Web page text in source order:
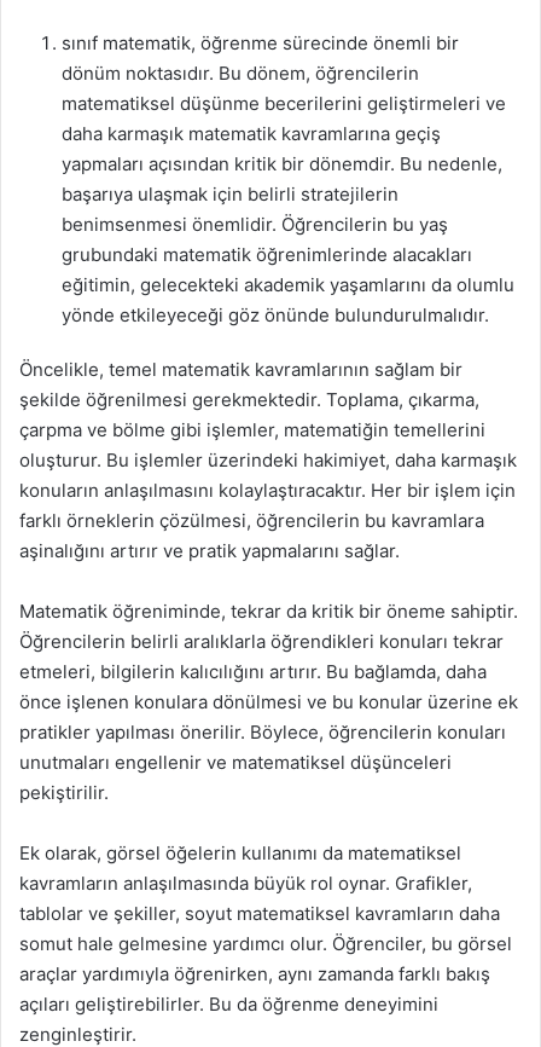
sınıf matematik, öğrenme sürecinde önemli bir
dönüm noktasıdır. Bu dönem, öğrencilerin
matematiksel düşünme becerilerini geliştirmeleri ve
daha karmaşık matematik kavramlarına geçiş
yapmaları açısından kritik bir dönemdir. Bu nedenle,
başarıya ulaşmak için belirli stratejilerin
benimsenmesi önemlidir. Öğrencilerin bu yaş
grubundaki matematik öğrenimlerinde alacakları
eğitimin, gelecekteki akademik yaşamlarını da olumlu
yönde etkileyeceği göz önünde bulundurulmalıdır.
Öncelikle, temel matematik kavramlarının sağlam bir
şekilde öğrenilmesi gerekmektedir. Toplama, çıkarma,
çarpma ve bölme gibi işlemler, matematiğin temellerini
oluşturur. Bu işlemler üzerindeki hakimiyet, daha karmaşık
konuların anlaşılmasını kolaylaştıracaktır. Her bir işlem için
farklı örneklerin çözülmesi, öğrencilerin bu kavramlara
aşinalığını artırır ve pratik yapmalarını sağlar.
Matematik öğreniminde, tekrar da kritik bir öneme sahiptir.
Öğrencilerin belirli aralıklarla öğrendikleri konuları tekrar
etmeleri, bilgilerin kalıcılığını artırır. Bu bağlamda, daha
önce işlenen konulara dönülmesi ve bu konular üzerine ek
pratikler yapılması önerilir. Böylece, öğrencilerin konuları
unutmaları engellenir ve matematiksel düşünceleri
pekiştirilir.
Ek olarak, görsel öğelerin kullanımı da matematiksel
kavramların anlaşılmasında büyük rol oynar. Grafikler,
tablolar ve şekiller, soyut matematiksel kavramların daha
somut hale gelmesine yardımcı olur. Öğrenciler, bu görsel
araçlar yardımıyla öğrenirken, aynı zamanda farklı bakış
açıları geliştirebilirler. Bu da öğrenme deneyimini
zenginleştirir.